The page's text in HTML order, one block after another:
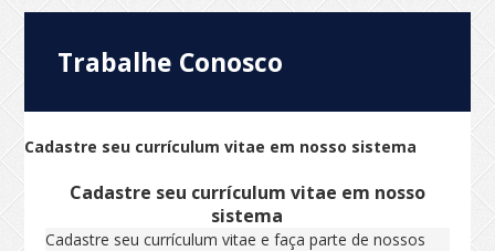
Trabalhe Conosco
Cadastre seu currículum vitae em nosso sistema
Cadastre seu currículum vitae em nosso
sistema
Cadastre seu currículum vitae e faça parte de nossos